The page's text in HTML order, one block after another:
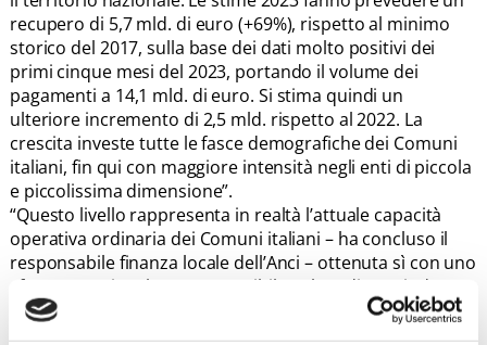
recupero di 5,7 mld. di euro (+69%), rispetto al minimo
storico del 2017, sulla base dei dati molto positivi dei
primi cinque mesi del 2023, portando il volume dei
pagamenti a 14,1 mld. di euro. Si stima quindi un
ulteriore incremento di 2,5 mld. rispetto al 2022. La
crescita investe tutte le fasce demografiche dei Comuni
italiani, fin qui con maggiore intensità negli enti di piccola
e piccolissima dimensione”.
“Questo livello rappresenta in realtà l’attuale capacità
operativa ordinaria dei Comuni italiani – ha concluso il
responsabile finanza locale dell’Anci – ottenuta sì con uno
sforzo eccezionale, ma sostenibile nel medio periodo a
condizione che non venga meno il presidio delle
semplificazioni ottenute in questi anni. È probabile che i